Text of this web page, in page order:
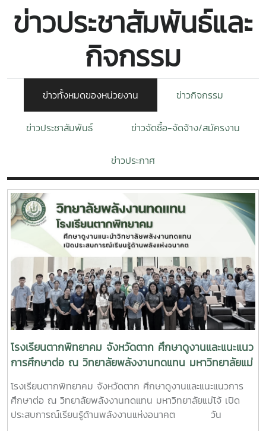
ข่าวประชาสัมพันธ์และ
กิจกรรม
ข่าวทั้งหมดของหน่วยงาน ข่าวกิจกรรม
ข่าวประชาสัมพันธ์ ข่าวจัดซื้อ-จัดจ้าง/สมัครงาน
ข่าวประกาศ
โรงเรียนตากพิทยาคม จังหวัดตาก ศึกษาดูงานและแนะแนว
การศึกษาต่อ ณ วิทยาลัยพลังงานทดแทน มหาวิทยาลัยแม่
โจ้ เปิดประสบการณ์เรียนรู้ด้านพลังงานแห่งอนาคต
โรงเรียนตากพิทยาคม จังหวัดตาก ศึกษาดูงานและแนะแนวการ
ศึกษาต่อ ณ วิทยาลัยพลังงานทดแทน มหาวิทยาลัยแม่โจ้ เปิด
ประสบการณ์เรียนรู้ด้านพลังงานแห่งอนาคต วัน